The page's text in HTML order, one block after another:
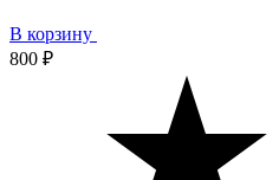
В корзину
800 ₽